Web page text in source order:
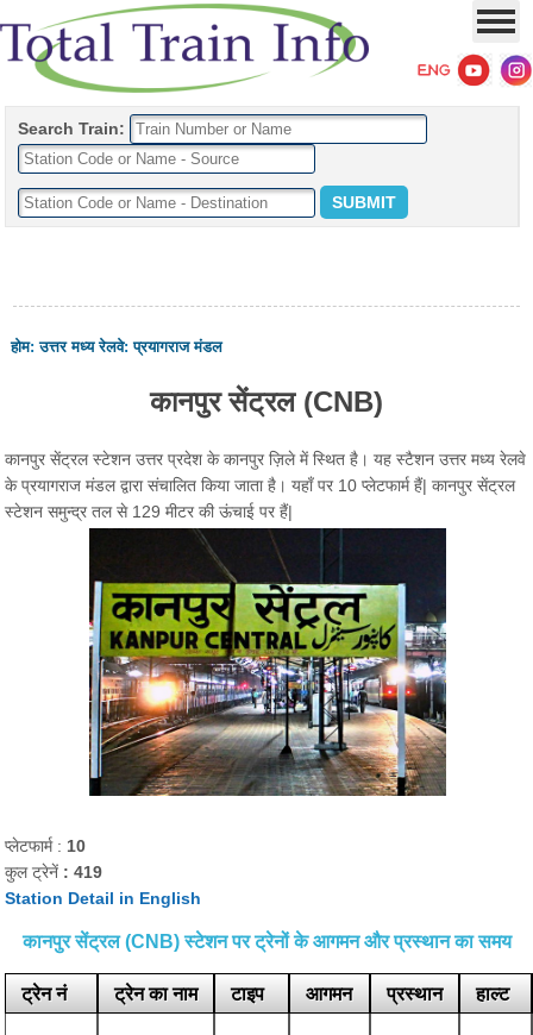
Search Train:
होम:उत्तर मध्य रेलवे:प्रयागराज मंडल
कानपुर सेंट्रल (CNB)
कानपुर सेंट्रल स्टेशन उत्तर प्रदेश के कानपुर ज़िले में स्थित है। यह स्टैशन उत्तर मध्य रेलवे
के प्रयागराज मंडल द्वारा संचालित किया जाता है। यहाँ पर 10 प्लेटफार्म हैं| कानपुर सेंट्रल
स्टेशन समुन्द्र तल से 129 मीटर की ऊंचाई पर हैं|
प्लेटफार्म : 10
कुल ट्रेनें : 419
Station Detail in English
कानपुर सेंट्रल (CNB) स्टेशन पर ट्रेनों के आगमन और प्रस्थान का समय
ट्रेन नं ट्रेन का नाम टाइप आगमन प्रस्थान हाल्ट